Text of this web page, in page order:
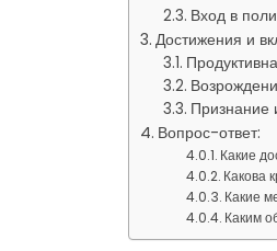
Вход в
Достижения и
Признание
Вопрос-ответ:
Какие
Какова
Какие
Каким